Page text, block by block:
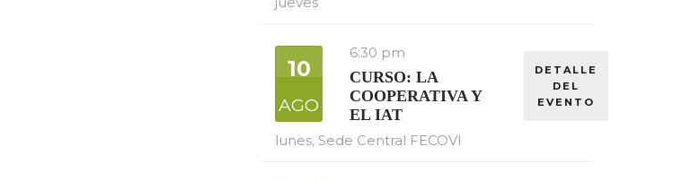
10
AGO
6:30 pm
CURSO: LA
COOPERATIVA Y
EL IAT
lunes, Sede Central FECOVI
DETALLE
DEL
EVENTO